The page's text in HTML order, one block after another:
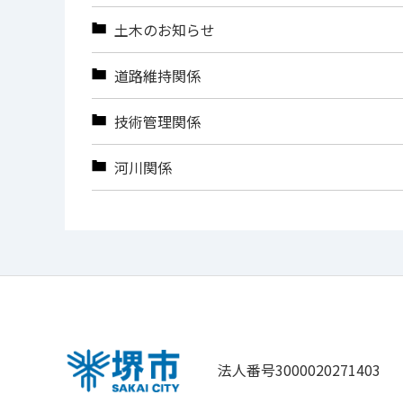
土木のお知らせ
道路維持関係
技術管理関係
河川関係
法人番号3000020271403